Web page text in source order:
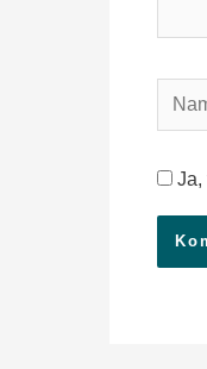
Name*
Ja,